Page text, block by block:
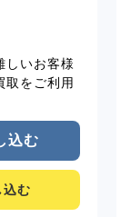
しいお客様
取をご利用
込む
込む